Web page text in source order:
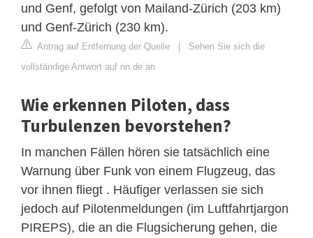
und Genf, gefolgt von Mailand-Zürich (203 km)
und Genf-Zürich (230 km).
Antrag auf Entfernung der Quelle | Sehen Sie sich die
vollständige Antwort auf nn.de an
Wie erkennen Piloten, dass
Turbulenzen bevorstehen?
In manchen Fällen hören sie tatsächlich eine
Warnung über Funk von einem Flugzeug, das
vor ihnen fliegt . Häufiger verlassen sie sich
jedoch auf Pilotenmeldungen (im Luftfahrtjargon
PIREPS), die an die Flugsicherung gehen, die